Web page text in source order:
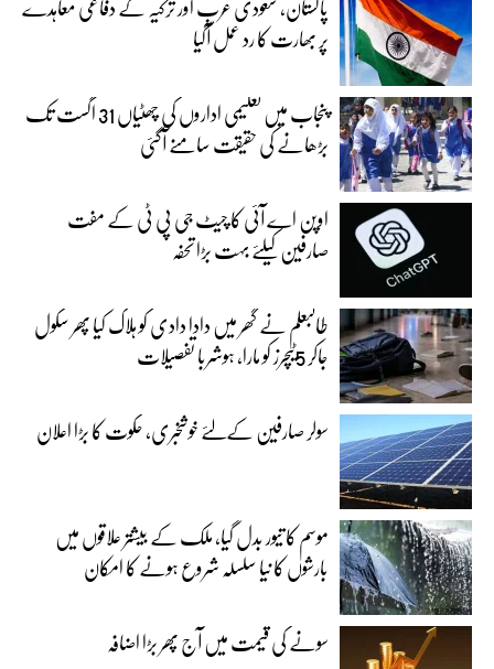
پر بھارت کا رد عمل آگیا
پنجاب میں تعلیمی اداروں کی چھٹیاں 31 اگست تک
بڑھانے کی حقیقت سامنے آگئی
اوپن اے آئی کا چیٹ جی پی ٹی کے مفت
صارفین کیلئے بہت بڑا تحفہ
طالبعلم نے گھر میں دادا دادی کو ہلاک کیا پھر سکول
جاکر 5ٹیچرز کو مارا، ہوشربا تفصیلات
سولر صارفین کےلئے خوشخبری، حکوت کا بڑا اعلان
موسم کا تیور بدل گیا، ملک کے بیشتر علاقوں میں
بارشوں کا نیا سلسلہ شروع ہونے کا امکان
سونے کی قیمت میں آج پھر بڑا اضافہ